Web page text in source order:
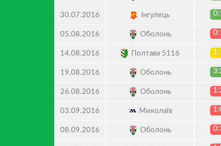
30.07.2016 Інгулець
05.08.2016 Оболонь
14.08.2016 Полтава 5116
19.08.2016 Оболонь
26.08.2016 Оболонь
03.09.2016 Миколаїв
08.09.2016 Оболонь